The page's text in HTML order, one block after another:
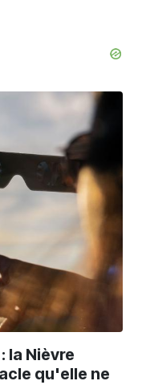
la Nièvre
qu'elle ne